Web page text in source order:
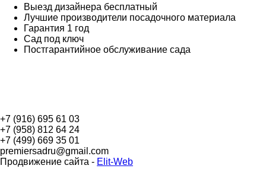
Выезд дизайнера бесплатный
Лучшие производители посадочного материала
Гарантия 1 год
Сад под ключ
Постгарантийное обслуживание сада
+7 (916) 695 61 03
+7 (958) 812 64 24
+7 (499) 669 35 01
premiersadru@gmail.com
Продвижение сайта - Elit-Web